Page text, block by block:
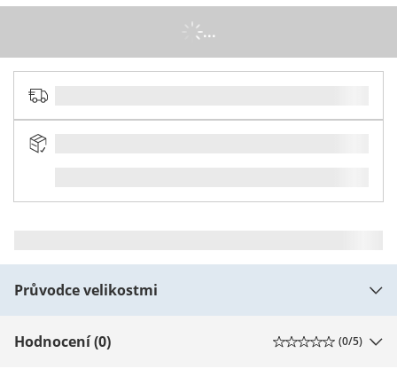
...
Průvodce velikostmi
Hodnocení (0) (0/5)